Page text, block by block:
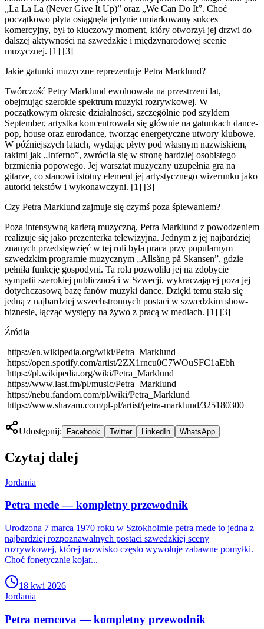
„La La La (Never Give It Up)” oraz „We Can Do It”. Choć
początkowo płyta osiągnęła jedynie umiarkowany sukces
komercyjny, był to kluczowy moment, który otworzył jej drzwi do
dalszej aktywności na szwedzkie i międzynarodowej scenie
muzycznej. [1] [3]
Jakie gatunki muzyczne reprezentuje Petra Marklund?
Twórczość Petry Marklund ewoluowała na przestrzeni lat,
obejmując szerokie spektrum muzyki rozrywkowej. W
początkowym okresie działalności, szczególnie pod szyldem
September, artystka koncentrowała się głównie na gatunkach dance-
pop, house oraz eurodance, tworząc energetyczne utwory klubowe.
W późniejszych latach, wydając płyty pod własnym nazwiskiem,
takimi jak „Inferno”, zwróciła się w stronę bardziej osobistego
brzmienia popowego. Jej warsztat muzyczny uzupełnia gra na
gitarze, co stanowi istotny element jej artystycznego wizerunku jako
autorki tekstów i wykonawczyni. [1] [3]
Czy Petra Marklund zajmuje się czymś poza śpiewaniem?
Poza intensywną karierą muzyczną, Petra Marklund z powodzeniem
realizuje się jako prezenterka telewizyjna. Jednym z jej najbardziej
znanych przedsięwzięć w tej roli była praca przy popularnym
szwedzkim programie muzycznym „Allsång på Skansen”, gdzie
pełniła funkcję gospodyni. Ta rola pozwoliła jej na zdobycie
sympatii szerokiej publiczności w Szwecji, wykraczającej poza jej
dotychczasową bazę fanów muzyki dance. Dzięki temu stała się
jedną z najbardziej wszechstronnych postaci w szwedzkim show-
biznesie, łącząc występy na żywo z pracą w mediach. [1] [3]
Źródła
https://en.wikipedia.org/wiki/Petra_Marklund
https://open.spotify.com/artist/2ZX1rncu0C7WOuSFC1aEbh
https://pl.wikipedia.org/wiki/Petra_Marklund
https://www.last.fm/pl/music/Petra+Marklund
https://nebu.fandom.com/pl/wiki/Petra_Marklund
https://www.shazam.com/pl-pl/artist/petra-marklund/325180300
Udostępnij: Facebook Twitter LinkedIn WhatsApp
Czytaj dalej
Jordania
Petra mede — kompletny przewodnik
Urodzona 7 marca 1970 roku w Sztokholmie petra mede to jedna z
najbardziej rozpoznawalnych postaci szwedzkiej sceny
rozrywkowej, której nazwisko często wywołuje zabawne pomyłki.
Choć fonetycznie kojar...
18 kwi 2026
Jordania
Petra nemcova — kompletny przewodnik